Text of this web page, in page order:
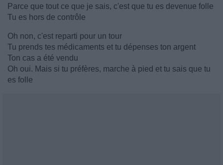
Parce que tout ce que je sais, c'est que tu es devenue folle
Tu es hors de contrôle
Oh non, c'est reparti pour un tour
Tu prends tes médicaments et tu dépenses ton argent
Ton cas a été vendu
Oh oui. Mais si tu préfères, marche à pied et tu sais que tu
es folle